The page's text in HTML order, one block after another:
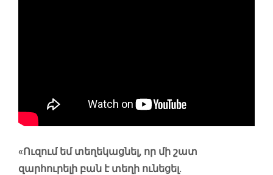
«Ուզում եմ տեղեկացնել, որ մի շատ
զարհուրելի բան է տեղի ունեցել.